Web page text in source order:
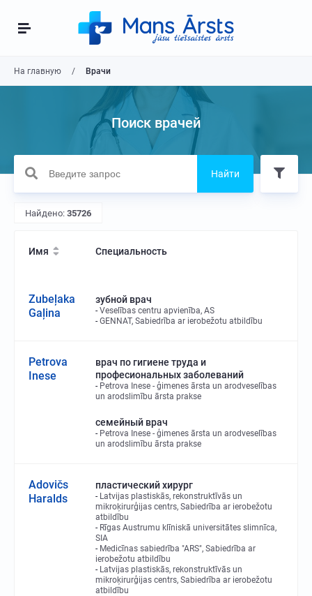
На главную Врачи
Поиск врачей
Найти
Найдено: 35726
Имя Специальность
Zubeļaka
Gaļina
зубной врач
Veselības centru apvienība, AS
GENNAT, Sabiedrība ar ierobežotu atbildību
Petrova
Inese
врач по гигиене труда и
професиональных заболеваний
Petrova Inese - ģimenes ārsta un arodveselības
un arodslimību ārsta prakse
семейный врач
Petrova Inese - ģimenes ārsta un arodveselības
un arodslimību ārsta prakse
Adovičs
Haralds
пластический хирург
Latvijas plastiskās, rekonstruktīvās un
mikroķirurģijas centrs, Sabiedrība ar ierobežotu
atbildību
Rīgas Austrumu klīniskā universitātes slimnīca,
SIA
Medicīnas sabiedrība "ARS", Sabiedrība ar
ierobežotu atbildību
Latvijas plastiskās, rekonstruktīvās un
mikroķirurģijas centrs, Sabiedrība ar ierobežotu
atbildību